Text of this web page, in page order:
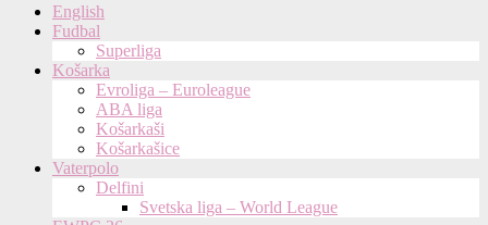
Menu
English
Fudbal
Superliga
Košarka
Evroliga – Euroleague
ABA liga
Košarkaši
Košarkašice
Vaterpolo
Delfini
Svetska liga – World League